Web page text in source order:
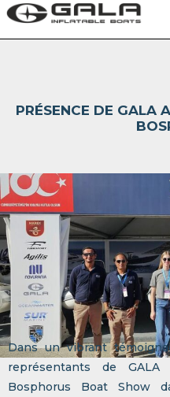
PRÉSENCE DE GALA
Dans un vibrant
représentants de
Bosphorus Boat Show